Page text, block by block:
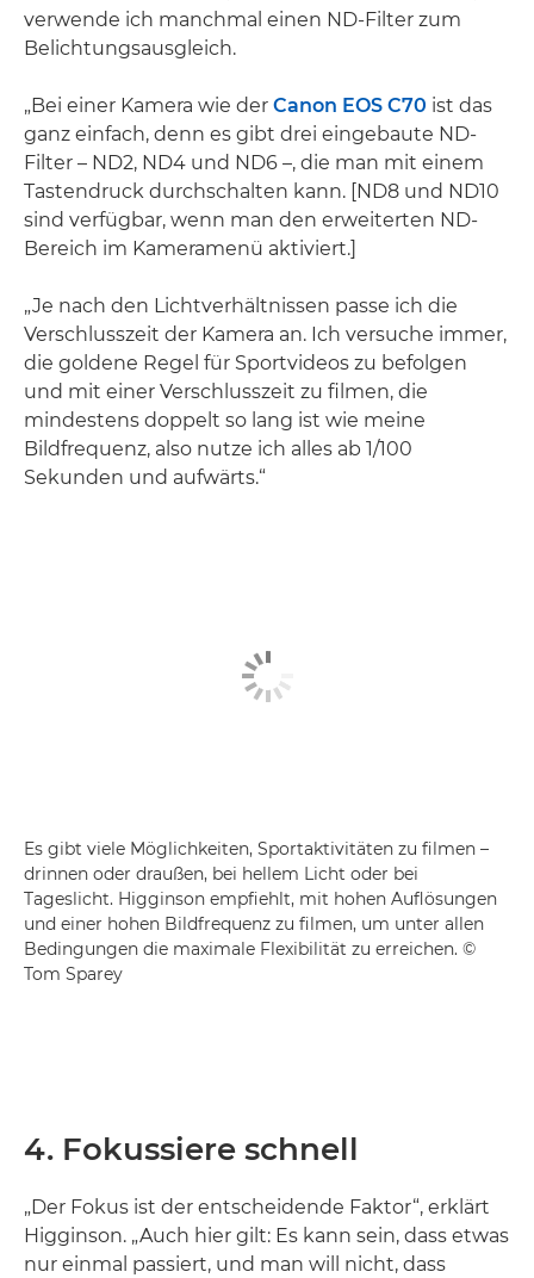
verwende ich manchmal einen ND-Filter zum
Belichtungsausgleich.
„Bei einer Kamera wie der Canon EOS C70 ist das
ganz einfach, denn es gibt drei eingebaute ND-
Filter – ND2, ND4 und ND6 –, die man mit einem
Tastendruck durchschalten kann. [ND8 und ND10
sind verfügbar, wenn man den erweiterten ND-
Bereich im Kameramenü aktiviert.]
„Je nach den Lichtverhältnissen passe ich die
Verschlusszeit der Kamera an. Ich versuche immer,
die goldene Regel für Sportvideos zu befolgen
und mit einer Verschlusszeit zu filmen, die
mindestens doppelt so lang ist wie meine
Bildfrequenz, also nutze ich alles ab 1/100
Sekunden und aufwärts.“
Es gibt viele Möglichkeiten, Sportaktivitäten zu filmen –
drinnen oder draußen, bei hellem Licht oder bei
Tageslicht. Higginson empfiehlt, mit hohen Auflösungen
und einer hohen Bildfrequenz zu filmen, um unter allen
Bedingungen die maximale Flexibilität zu erreichen. ©
Tom Sparey
4. Fokussiere schnell
„Der Fokus ist der entscheidende Faktor“, erklärt
Higginson. „Auch hier gilt: Es kann sein, dass etwas
nur einmal passiert, und man will nicht, dass